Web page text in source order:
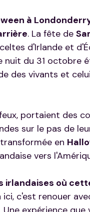
à
. La fête de
d'Irlande et
nuit du 31 octobre
des vivants et
portaient des
sur le pas de
en
vers
où
ici, c'est renouer